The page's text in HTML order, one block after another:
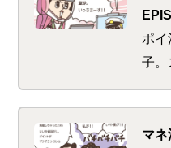
てこ
あ
ポ
子。
ト
とお
と
マ